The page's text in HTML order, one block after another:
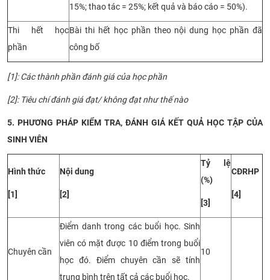
15%; thao tác = 25%; kết quả và báo cáo = 50%).
Thi hết học
phần
Bài thi hết học phần theo nội dung học phần đã
công bố
[1]: Các thành phần đánh giá của học phần
[2]: Tiêu chí đánh giá đạt/ không đạt như thế nào
5. PHƯƠNG PHÁP KIỂM TRA, ĐÁNH GIÁ KẾT QUẢ HỌC TẬP CỦA
SINH VIÊN
Hình thức
[1]
Nội dung
[2]
Tỷ lệ
(%)
[3]
CĐRHP
[4]
Chuyên cần
Điểm danh trong các buổi học. Sinh
viên có mặt được 10 điểm trong buổi
học đó. Điểm chuyên cần sẽ tính
trung bình trên tất cả các buổi học.
10